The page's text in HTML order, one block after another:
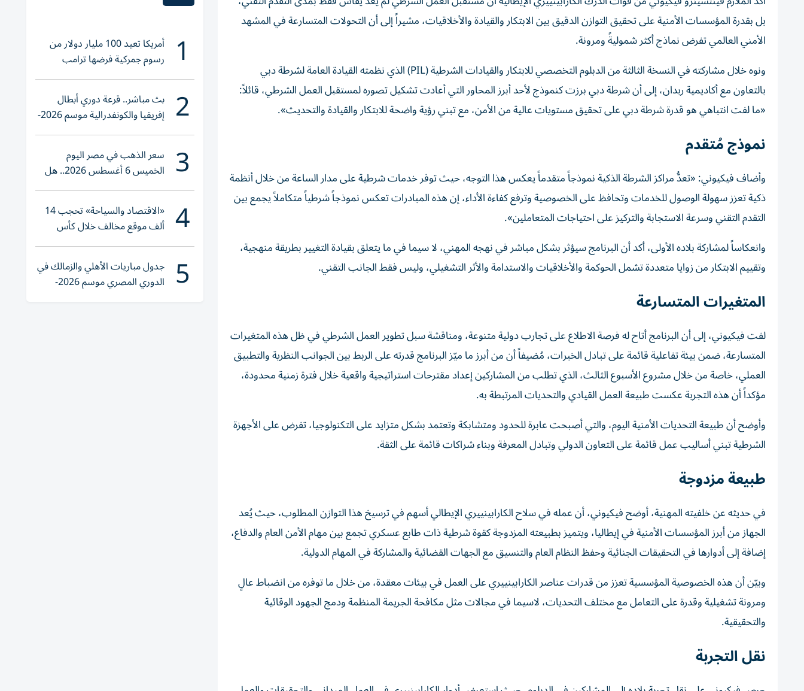
بل بقدرة المؤسسات الأمنية على تحقيق التوازن الدقيق بين الابتكار والقيادة والأخلاقيات، مشيراً إلى أن التحولات المتسارعة في المشهد
الأمني العالمي تفرض نماذج أكثر شموليةً ومرونة.
ونوه خلال مشاركته في النسخة الثالثة من الدبلوم التخصصي للابتكار والقيادات الشرطية (PIL) الذي نظمته القيادة العامة لشرطة دبي
بالتعاون مع أكاديمية ربدان، إلى أن شرطة دبي برزت كنموذج لأحد أبرز المحاور التي أعادت تشكيل تصوره لمستقبل العمل الشرطي، قائلاً:
«ما لفت انتباهي هو قدرة شرطة دبي على تحقيق مستويات عالية من الأمن، مع تبني رؤية واضحة للابتكار والقيادة والتحديث».
نموذج مُتقدم
وأضاف فيكيوني: «تعدُّ مراكز الشرطة الذكية نموذجاً متقدماً يعكس هذا التوجه، حيث توفر خدمات شرطية على مدار الساعة من خلال أنظمة
ذكية تعزز سهولة الوصول للخدمات وتحافظ على الخصوصية وترفع كفاءة الأداء، إن هذه المبادرات تعكس نموذجاً شرطياً متكاملاً يجمع بين
التقدم التقني وسرعة الاستجابة والتركيز على احتياجات المتعاملين».
وانعكاساً لمشاركة بلاده الأولى، أكد أن البرنامج سيؤثر بشكل مباشر في نهجه المهني، لا سيما في ما يتعلق بقيادة التغيير بطريقة منهجية،
وتقييم الابتكار من زوايا متعددة تشمل الحوكمة والأخلاقيات والاستدامة والأثر التشغيلي، وليس فقط الجانب التقني.
المتغيرات المتسارعة
لفت فيكيوني، إلى أن البرنامج أتاح له فرصة الاطلاع على تجارب دولية متنوعة، ومناقشة سبل تطوير العمل الشرطي في ظل هذه المتغيرات
المتسارعة، ضمن بيئة تفاعلية قائمة على تبادل الخبرات، مُضيفاً أن من أبرز ما ميّز البرنامج قدرته على الربط بين الجوانب النظرية والتطبيق
العملي، خاصة من خلال مشروع الأسبوع الثالث، الذي تطلب من المشاركين إعداد مقترحات استراتيجية واقعية خلال فترة زمنية محدودة،
مؤكداً أن هذه التجربة عكست طبيعة العمل القيادي والتحديات المرتبطة به.
وأوضح أن طبيعة التحديات الأمنية اليوم، والتي أصبحت عابرة للحدود ومتشابكة وتعتمد بشكل متزايد على التكنولوجيا، تفرض على الأجهزة
الشرطية تبني أساليب عمل قائمة على التعاون الدولي وتبادل المعرفة وبناء شراكات قائمة على الثقة.
طبيعة مزدوجة
في حديثه عن خلفيته المهنية، أوضح فيكيوني، أن عمله في سلاح الكارابينييري الإيطالي أسهم في ترسيخ هذا التوازن المطلوب، حيث يُعد
الجهاز من أبرز المؤسسات الأمنية في إيطاليا، ويتميز بطبيعته المزدوجة كقوة شرطية ذات طابع عسكري تجمع بين مهام الأمن العام والدفاع،
إضافة إلى أدوارها في التحقيقات الجنائية وحفظ النظام العام والتنسيق مع الجهات القضائية والمشاركة في المهام الدولية.
وبيّن أن هذه الخصوصية المؤسسية تعزز من قدرات عناصر الكارابينييري على العمل في بيئات معقدة، من خلال ما توفره من انضباط عالٍ
ومرونة تشغيلية وقدرة على التعامل مع مختلف التحديات، لاسيما في مجالات مثل مكافحة الجريمة المنظمة ودمج الجهود الوقائية
والتحقيقية.
نقل التجربة
1 أمريكا تعيد 100 مليار دولار من
رسوم جمركية فرضها ترامب
2 بث مباشر.. قرعة دوري أبطال
إفريقيا والكونفدرالية موسم 2026-
2027
3 سعر الذهب في مصر اليوم
الخميس 6 أغسطس 2026.. هل
تنوي الشراء؟
4 «الاقتصاد والسياحة» تحجب 14
ألف موقع مخالف خلال كأس
العالم 2026
5 جدول مباريات الأهلي والزمالك في
الدوري المصري موسم 2026-